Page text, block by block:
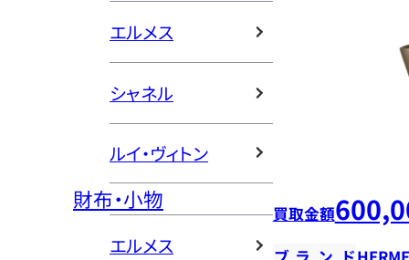
エルメス
シャネル
ルイ・ヴィトン
財布・小物
エルメス
買取金額